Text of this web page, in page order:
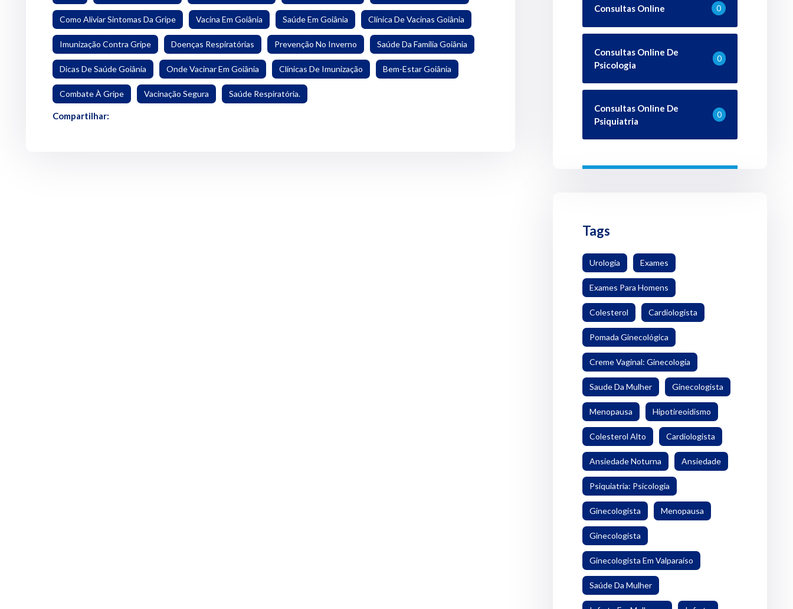
Como Aliviar Sintomas Da Gripe Vacina Em Goiânia Saúde Em Goiânia Clínica De Vacinas Goiânia
Imunização Contra Gripe Doenças Respiratórias Prevenção No Inverno Saúde Da Família Goiânia
Dicas De Saúde Goiânia Onde Vacinar Em Goiânia Clínicas De Imunização Bem-Estar Goiânia
Combate À Gripe Vacinação Segura Saúde Respiratória.
Compartilhar:
Consultas Online 0
Consultas Online De
Psicologia
0
Consultas Online De
Psiquiatria
0
Tags
Urologia Exames
Exames Para Homens
Colesterol Cardiologista
Pomada Ginecológica
Creme Vaginal: Ginecologia
Saude Da Mulher Ginecologista
Menopausa Hipotireoidismo
Colesterol Alto Cardiologista
Ansiedade Noturna Ansiedade
Psiquiatria: Psicologia
Ginecologista Menopausa
Ginecologista
Ginecologista Em Valparaíso
Saúde Da Mulher